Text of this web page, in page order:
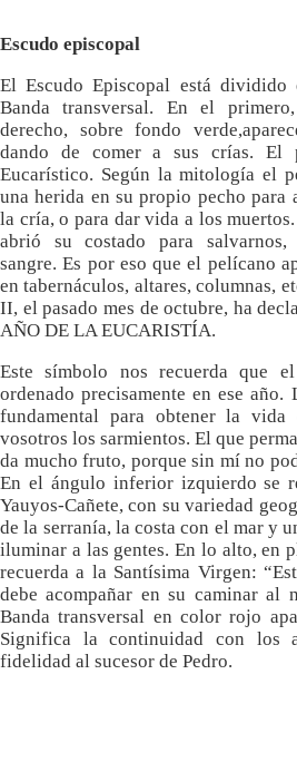
Escudo episcopal
El Escudo Episcopal está dividido
Banda transversal. En el
derecho, sobre fondo
dando de comer a sus crías. El
Eucarístico. Según la mitología el
una herida en su propio pecho para
la cría, o para dar vida a los
abrió su costado para salvarnos,
sangre. Es por eso que el pelícano
en tabernáculos, altares, columnas,
II, el pasado mes de octubre, ha
AÑO DE LA EUCARISTÍA.
Este símbolo nos recuerda que
ordenado precisamente en ese
fundamental para obtener la
vosotros los sarmientos. El que
da mucho fruto, porque sin mí no
En el ángulo inferior izquierdo se
Yauyos-Cañete, con su variedad
de la serranía, la costa con el mar y
iluminar a las gentes. En lo alto, en
recuerda a la Santísima Virgen:
debe acompañar en su caminar al
Banda transversal en color rojo
Significa la continuidad con los
fidelidad al sucesor de Pedro.